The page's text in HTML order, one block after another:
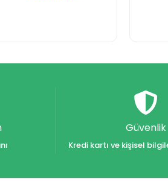
Güvenlik
Kredi kartı ve kişisel